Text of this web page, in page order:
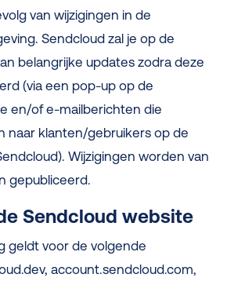
van wijzigingen in de
Sendcloud zal je op de
belangrijke updates zodra deze
(via een pop-up op de
en/of e-mailberichten die
naar klanten/gebruikers op de
Wijzigingen worden van
gepubliceerd.
Sendcloud website
geldt voor de volgende
account.sendcloud.com,